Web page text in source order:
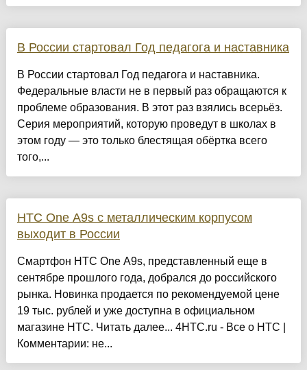
В России стартовал Год педагога и наставника
В России стартовал Год педагога и наставника.
Федеральные власти не в первый раз обращаются к
проблеме образования. В этот раз взялись всерьёз.
Серия мероприятий, которую проведут в школах в
этом году — это только блестящая обёртка всего
того,...
HTC One A9s с металлическим корпусом
выходит в России
Смартфон HTC One A9s, представленный еще в
сентябре прошлого года, добрался до российского
рынка. Новинка продается по рекомендуемой цене
19 тыс. рублей и уже доступна в официальном
магазине HTC. Читать далее... 4HTC.ru - Все о HTC |
Комментарии: не...